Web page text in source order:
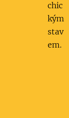
chic
kým
stav
em.